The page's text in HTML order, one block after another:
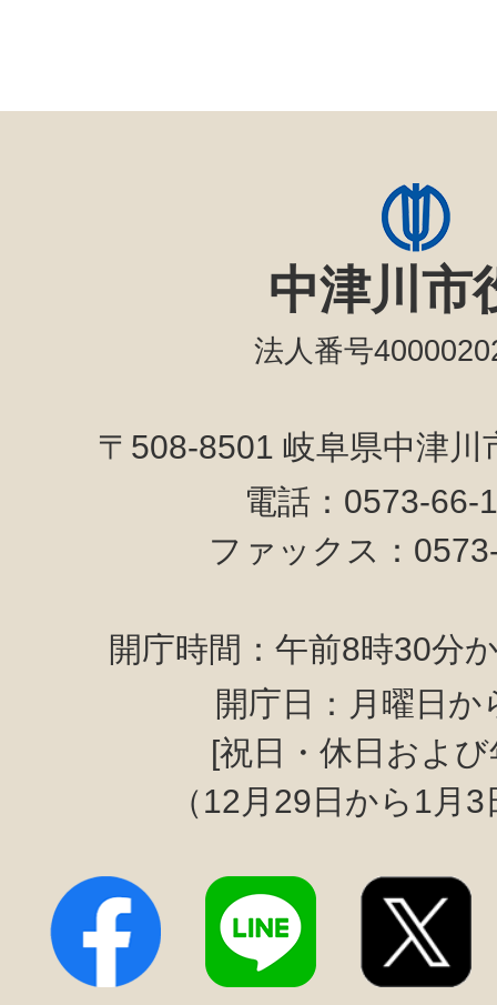
中津川市
法人番号
〒508-8501 岐阜県中津
電話：0573-
ファックス：
開庁時間：午前8時30分
開庁日：月曜日か
[祝日・休日およ
（12月29日から1月